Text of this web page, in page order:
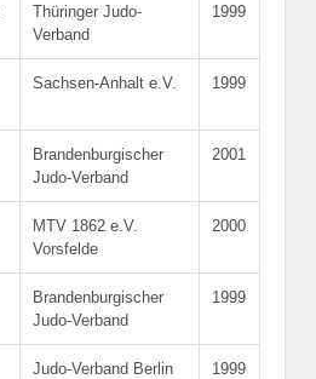
Thüringer Judo-
Verband
1999
Sachsen-Anhalt e.V. 1999
Brandenburgischer
Judo-Verband
2001
MTV 1862 e.V.
Vorsfelde
2000
Brandenburgischer
Judo-Verband
1999
Judo-Verband Berlin 1999